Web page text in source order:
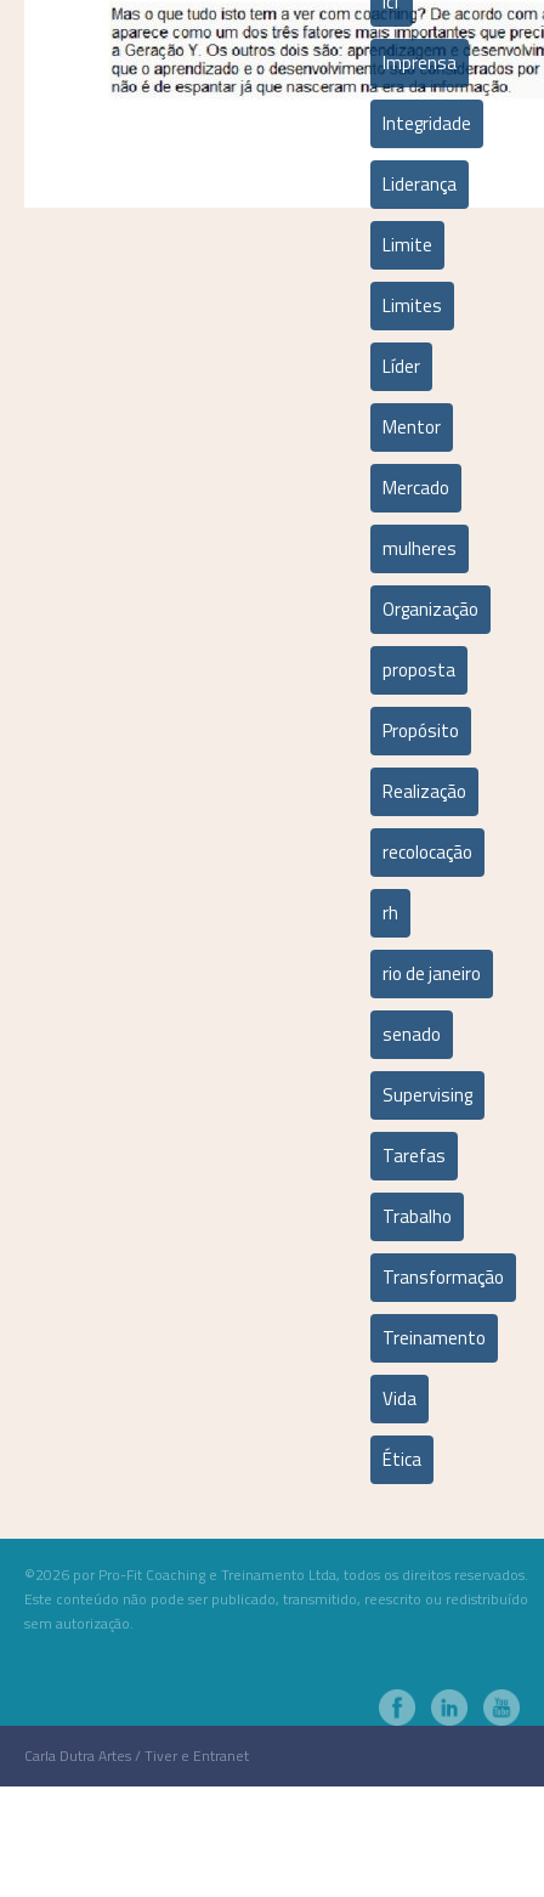
Imprensa
Integridade
Liderança
Limite
Limites
Líder
Mentor
Mercado
mulheres
Organização
proposta
Propósito
Realização
recolocação
rh
rio de janeiro
senado
Supervising
Tarefas
Trabalho
Transformação
Treinamento
Vida
Ética
©2026 por Pro-Fit Coaching e Treinamento Ltda, todos os direitos reservados.
Este conteúdo não pode ser publicado, transmitido, reescrito ou redistribuído
sem autorização.
Carla Dutra Artes / Tiver e Entranet